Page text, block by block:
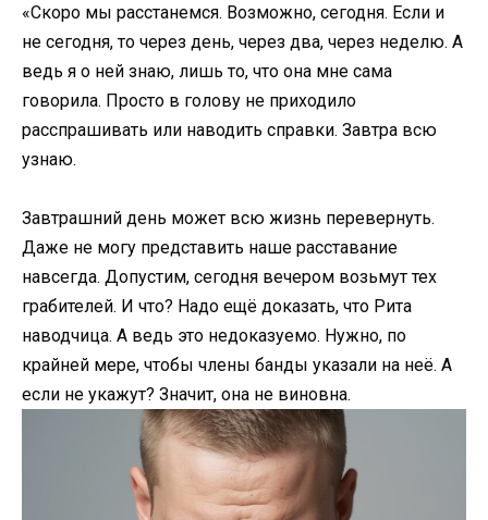
«Скоро мы расстанемся. Возможно, сегодня. Если и
не сегодня, то через день, через два, через неделю. А
ведь я о ней знаю, лишь то, что она мне сама
говорила. Просто в голову не приходило
расспрашивать или наводить справки. Завтра всю
узнаю.
Завтрашний день может всю жизнь перевернуть.
Даже не могу представить наше расставание
навсегда. Допустим, сегодня вечером возьмут тех
грабителей. И что? Надо ещё доказать, что Рита
наводчица. А ведь это недоказуемо. Нужно, по
крайней мере, чтобы члены банды указали на неё. А
если не укажут? Значит, она не виновна.